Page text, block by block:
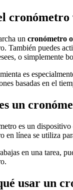
un cronómetro
También puedes
o simplemente
es
basadas en el
un
es un dispositivo
en línea se utiliza
en una tarea,
usar un